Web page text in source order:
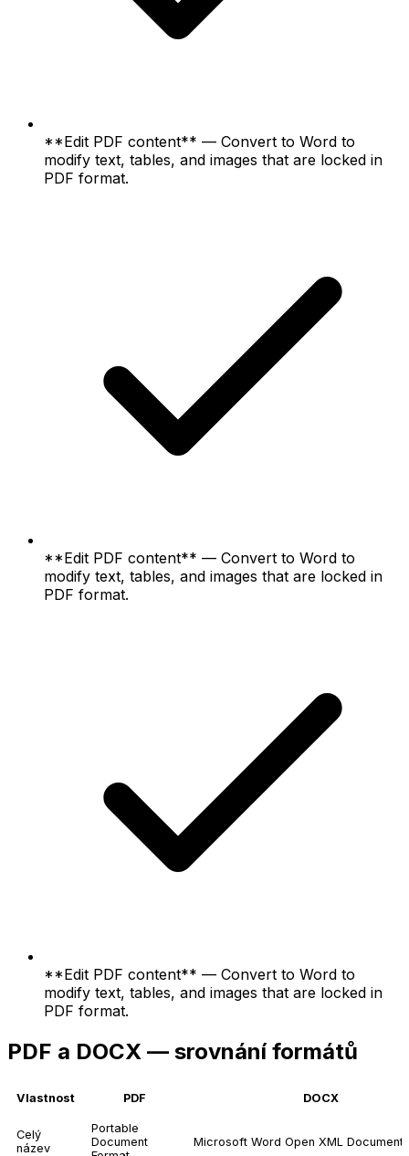
**Edit PDF content** — Convert to Word to
modify text, tables, and images that are locked in
PDF format.
**Edit PDF content** — Convert to Word to
modify text, tables, and images that are locked in
PDF format.
**Edit PDF content** — Convert to Word to
modify text, tables, and images that are locked in
PDF format.
PDF a DOCX — srovnání formátů
Vlastnost PDF DOCX
Celý
název
Portable
Document
Microsoft Word Open XML Document